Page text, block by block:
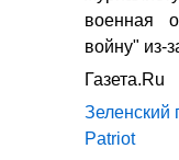
военная
войну" из-
Газета.Ru
Зеленский
Patriot